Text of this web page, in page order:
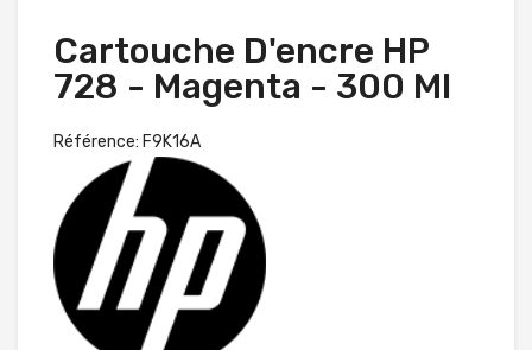
Cartouche D'encre HP
728 - Magenta - 300 Ml
Référence: F9K16A